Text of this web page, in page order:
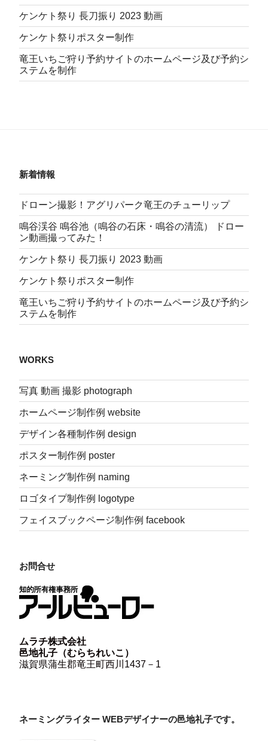
ケンケト祭り 長刀振り 2023 動画
ケンケト祭りポスター制作
竜王いちご狩り予約サイトのホームページ及び予約シ
ステムを制作
新着情報
ドローン撮影！アグリパーク竜王のチューリップ
鳴谷渓谷 鳴谷池（鳴谷の石床・鳴谷の清流） ドロー
ン動画撮ってみた！
ケンケト祭り 長刀振り 2023 動画
ケンケト祭りポスター制作
竜王いちご狩り予約サイトのホームページ及び予約シ
ステムを制作
WORKS
写真 動画 撮影 photograph
ホームページ制作例 website
デザイン各種制作例 design
ポスター制作例 poster
ネーミング制作例 naming
ロゴタイプ制作例 logotype
フェイスブックページ制作例 facebook
お問合せ
ムラチ株式会社
邑地礼子（むらちれいこ）
滋賀県蒲生郡竜王町西川1437－1
ネーミングライター WEBデザイナーの邑地礼子です。